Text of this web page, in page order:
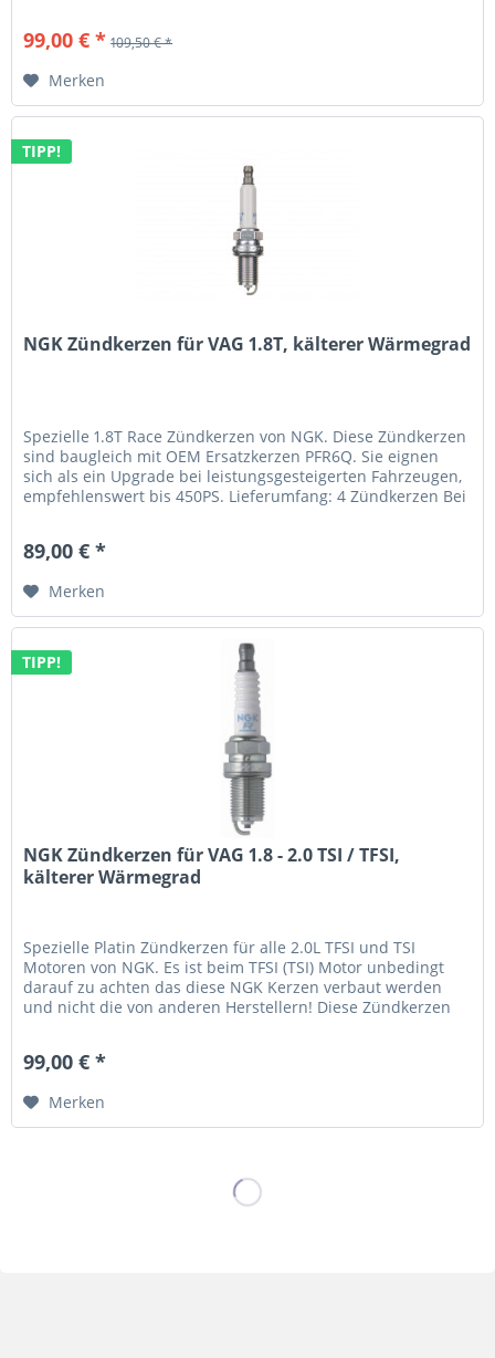
99,00 € * 109,50 € *
Merken
TIPP!
NGK Zündkerzen für VAG 1.8T, kälterer Wärmegrad
Spezielle 1.8T Race Zündkerzen von NGK. Diese Zündkerzen
sind baugleich mit OEM Ersatzkerzen PFR6Q. Sie eignen
sich als ein Upgrade bei leistungsgesteigerten Fahrzeugen,
empfehlenswert bis 450PS. Lieferumfang: 4 Zündkerzen Bei
89,00 € *
Merken
TIPP!
NGK Zündkerzen für VAG 1.8 - 2.0 TSI / TFSI,
kälterer Wärmegrad
Spezielle Platin Zündkerzen für alle 2.0L TFSI und TSI
Motoren von NGK. Es ist beim TFSI (TSI) Motor unbedingt
darauf zu achten das diese NGK Kerzen verbaut werden
und nicht die von anderen Herstellern! Diese Zündkerzen
99,00 € *
Merken